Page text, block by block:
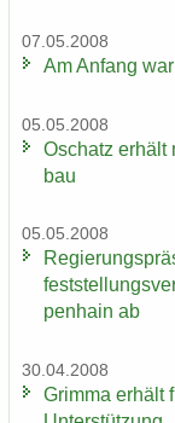
07.05.2008
Am An­fang
05.05.2008
Oschatz er­hält
bau
05.05.2008
pen­hain ab
30.04.2008
Grim­ma er­hält